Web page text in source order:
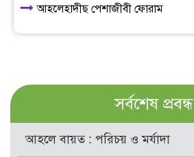
আহলেহাদীছ পেশাজীবী ফোরাম
সর্বশেষ প্রবন্ধ
আহলে বায়ত : পরিচয় ও মর্যাদা